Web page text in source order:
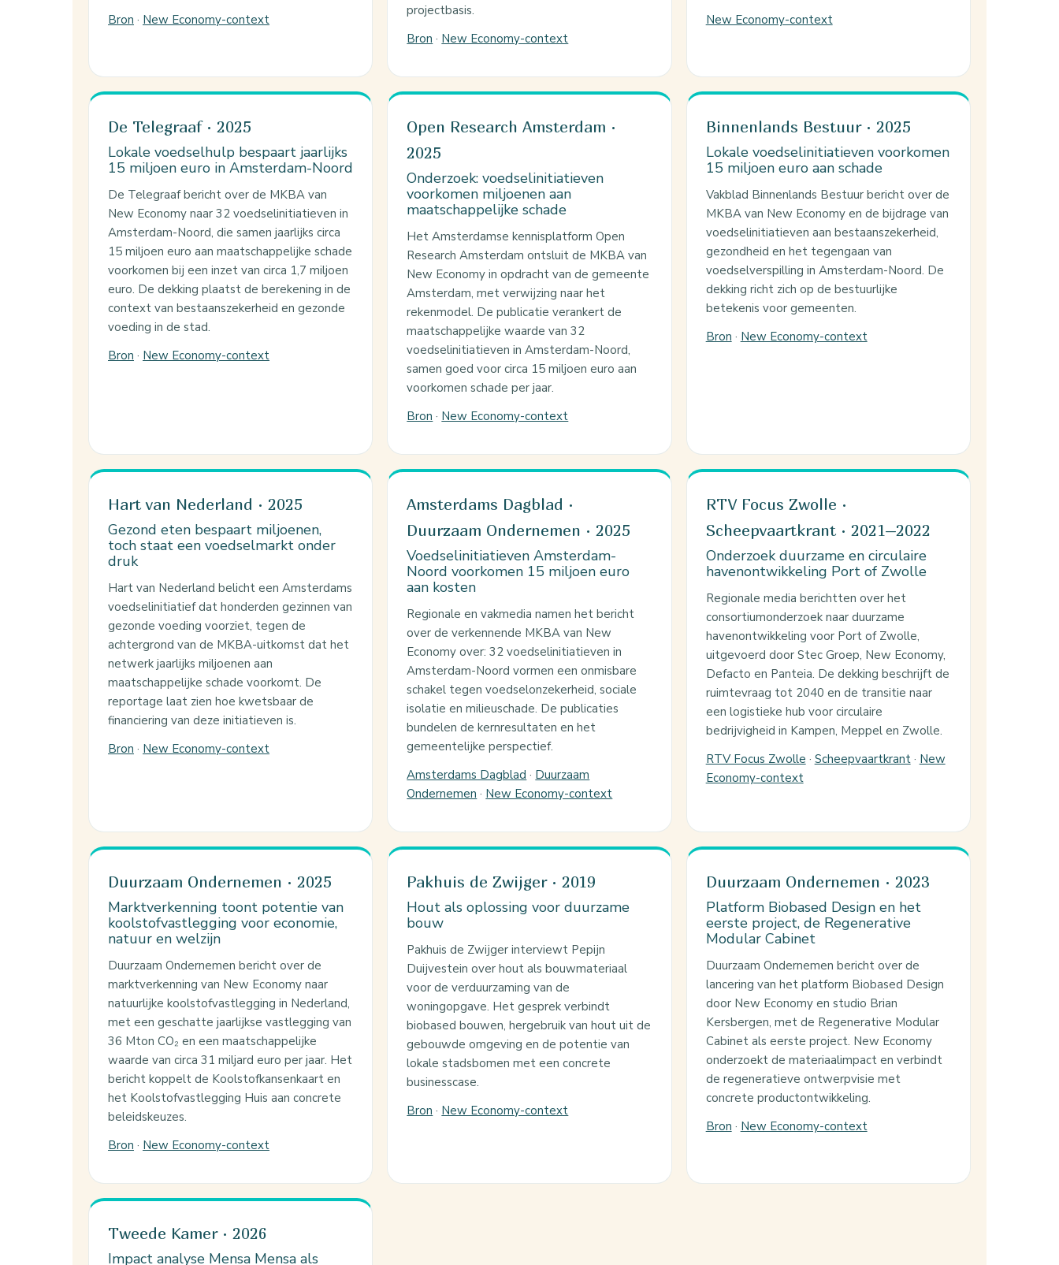
Bron · New Economy-context
projectbasis.
Bron · New Economy-context
New Economy-context
De Telegraaf · 2025
Lokale voedselhulp bespaart jaarlijks
15 miljoen euro in Amsterdam-Noord
De Telegraaf bericht over de MKBA van
New Economy naar 32 voedselinitiatieven in
Amsterdam-Noord, die samen jaarlijks circa
15 miljoen euro aan maatschappelijke schade
voorkomen bij een inzet van circa 1,7 miljoen
euro. De dekking plaatst de berekening in de
context van bestaanszekerheid en gezonde
voeding in de stad.
Bron · New Economy-context
Open Research Amsterdam ·
2025
Onderzoek: voedselinitiatieven
voorkomen miljoenen aan
maatschappelijke schade
Het Amsterdamse kennisplatform Open
Research Amsterdam ontsluit de MKBA van
New Economy in opdracht van de gemeente
Amsterdam, met verwijzing naar het
rekenmodel. De publicatie verankert de
maatschappelijke waarde van 32
voedselinitiatieven in Amsterdam-Noord,
samen goed voor circa 15 miljoen euro aan
voorkomen schade per jaar.
Bron · New Economy-context
Binnenlands Bestuur · 2025
Lokale voedselinitiatieven voorkomen
15 miljoen euro aan schade
Vakblad Binnenlands Bestuur bericht over de
MKBA van New Economy en de bijdrage van
voedselinitiatieven aan bestaanszekerheid,
gezondheid en het tegengaan van
voedselverspilling in Amsterdam-Noord. De
dekking richt zich op de bestuurlijke
betekenis voor gemeenten.
Bron · New Economy-context
Hart van Nederland · 2025
Gezond eten bespaart miljoenen,
toch staat een voedselmarkt onder
druk
Hart van Nederland belicht een Amsterdams
voedselinitiatief dat honderden gezinnen van
gezonde voeding voorziet, tegen de
achtergrond van de MKBA-uitkomst dat het
netwerk jaarlijks miljoenen aan
maatschappelijke schade voorkomt. De
reportage laat zien hoe kwetsbaar de
financiering van deze initiatieven is.
Bron · New Economy-context
Amsterdams Dagblad ·
Duurzaam Ondernemen · 2025
Voedselinitiatieven Amsterdam-
Noord voorkomen 15 miljoen euro
aan kosten
Regionale en vakmedia namen het bericht
over de verkennende MKBA van New
Economy over: 32 voedselinitiatieven in
Amsterdam-Noord vormen een onmisbare
schakel tegen voedselonzekerheid, sociale
isolatie en milieuschade. De publicaties
bundelen de kernresultaten en het
gemeentelijke perspectief.
Amsterdams Dagblad · Duurzaam
Ondernemen · New Economy-context
RTV Focus Zwolle ·
Scheepvaartkrant · 2021–2022
Onderzoek duurzame en circulaire
havenontwikkeling Port of Zwolle
Regionale media berichtten over het
consortiumonderzoek naar duurzame
havenontwikkeling voor Port of Zwolle,
uitgevoerd door Stec Groep, New Economy,
Defacto en Panteia. De dekking beschrijft de
ruimtevraag tot 2040 en de transitie naar
een logistieke hub voor circulaire
bedrijvigheid in Kampen, Meppel en Zwolle.
RTV Focus Zwolle · Scheepvaartkrant· New
Economy-context
Duurzaam Ondernemen · 2025
Marktverkenning toont potentie van
koolstofvastlegging voor economie,
natuur en welzijn
Duurzaam Ondernemen bericht over de
marktverkenning van New Economy naar
natuurlijke koolstofvastlegging in Nederland,
met een geschatte jaarlijkse vastlegging van
36 Mton CO₂ en een maatschappelijke
waarde van circa 31 miljard euro per jaar. Het
bericht koppelt de Koolstofkansenkaart en
het Koolstofvastlegging Huis aan concrete
beleidskeuzes.
Bron · New Economy-context
Pakhuis de Zwijger · 2019
Hout als oplossing voor duurzame
bouw
Pakhuis de Zwijger interviewt Pepijn
Duijvestein over hout als bouwmateriaal
voor de verduurzaming van de
woningopgave. Het gesprek verbindt
biobased bouwen, hergebruik van hout uit de
gebouwde omgeving en de potentie van
lokale stadsbomen met een concrete
businesscase.
Bron · New Economy-context
Duurzaam Ondernemen · 2023
Platform Biobased Design en het
eerste project, de Regenerative
Modular Cabinet
Duurzaam Ondernemen bericht over de
lancering van het platform Biobased Design
door New Economy en studio Brian
Kersbergen, met de Regenerative Modular
Cabinet als eerste project. New Economy
onderzoekt de materiaalimpact en verbindt
de regeneratieve ontwerpvisie met
concrete productontwikkeling.
Bron · New Economy-context
Tweede Kamer · 2026
Impact analyse Mensa Mensa als